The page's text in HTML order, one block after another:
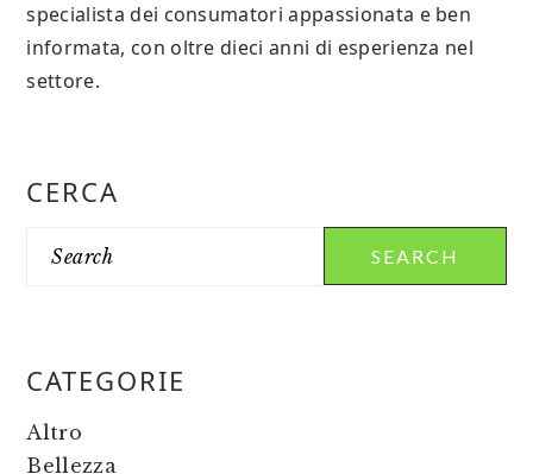
specialista dei consumatori appassionata e ben
informata, con oltre dieci anni di esperienza nel
settore.
CERCA
Search
CATEGORIE
Altro
Bellezza